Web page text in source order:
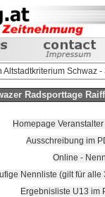
Schwaz
Radsporttage
Homepage
Ausschreibung im
Online -
Nennliste (gilt für alle
Ergebnisliste U13 im